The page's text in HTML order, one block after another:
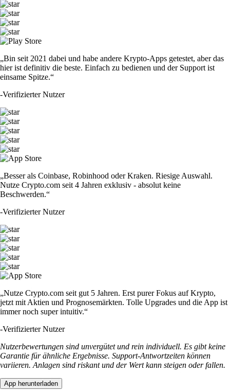
„Bin seit 2021 dabei und habe andere Krypto-Apps getestet, aber das
hier ist definitiv die beste. Einfach zu bedienen und der Support ist
einsame Spitze.“
-Verifizierter Nutzer
„Besser als Coinbase, Robinhood oder Kraken. Riesige Auswahl.
Nutze Crypto.com seit 4 Jahren exklusiv - absolut keine
Beschwerden.“
-Verifizierter Nutzer
„Nutze Crypto.com seit gut 5 Jahren. Erst purer Fokus auf Krypto,
jetzt mit Aktien und Prognosemärkten. Tolle Upgrades und die App ist
immer noch super intuitiv.“
-Verifizierter Nutzer
Nutzerbewertungen sind unvergütet und rein individuell. Es gibt keine
Garantie für ähnliche Ergebnisse. Support-Antwortzeiten können
variieren. Anlagen sind riskant und der Wert kann steigen oder fallen.
App herunterladen